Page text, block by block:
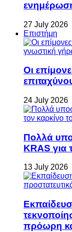
27 July 2026
Επιστήμη
Οι
24 July 2026
Πολλά
KRAS για
13 July 2026
πρόωρη